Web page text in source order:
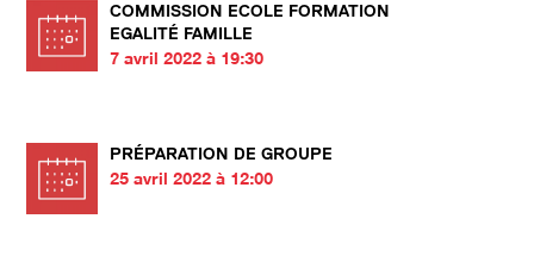
COMMISSION ECOLE FORMATION
EGALITÉ FAMILLE
7 avril 2022 à 19:30
PRÉPARATION DE GROUPE
25 avril 2022 à 12:00